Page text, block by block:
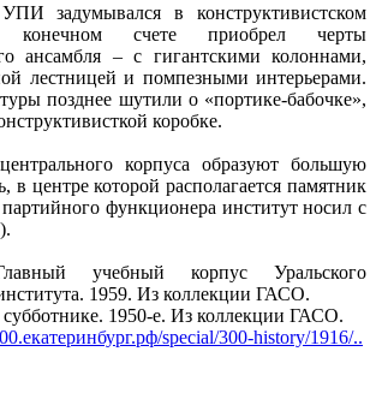
задумывался в конструктивистском
счете приобрел черты
ансамбля – с гигантскими колоннами,
лестницей и помпезными интерьерами.
позднее шутили о «портике-бабочке»,
коробке.
корпуса образуют большую
в центре которой располагается памятник
функционера институт носил с
учебный корпус Уральского
1959. Из коллекции ГАСО.
1950-е. Из коллекции ГАСО.
special/300-history/1916/..